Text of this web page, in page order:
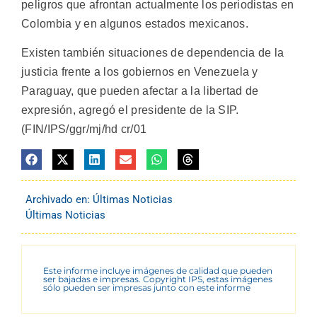
peligros que afrontan actualmente los periodistas en
Colombia y en algunos estados mexicanos.
Existen también situaciones de dependencia de la
justicia frente a los gobiernos en Venezuela y
Paraguay, que pueden afectar a la libertad de
expresión, agregó el presidente de la SIP.
(FIN/IPS/ggr/mj/hd cr/01
Archivado en: Últimas Noticias
Últimas Noticias
Este informe incluye imágenes de calidad que pueden
ser bajadas e impresas. Copyright IPS, estas imágenes
sólo pueden ser impresas junto con este informe